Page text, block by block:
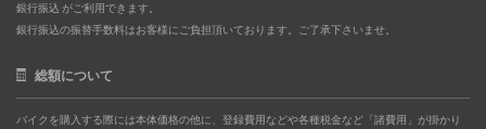
銀行振込 がご利用できます。
銀行振込の振替手数料はお客様にご負担頂いております。ご了承下さいませ。
総額について
バイクを購入する際には本体価格の他に、登録費用などや各種税金など「諸費用」が掛かり